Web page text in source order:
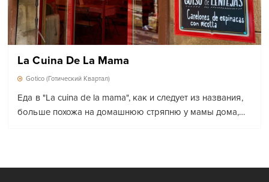
La Cuina De La Mama
Gotico (Готический Квартал)
Еда в "La cuina de la mama", как и следует из названия,
больше похожа на домашнюю стряпню у мамы дома,…